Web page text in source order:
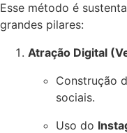
Esse método é
grandes pilares:
Atração Digital
Construção
sociais.
Uso do